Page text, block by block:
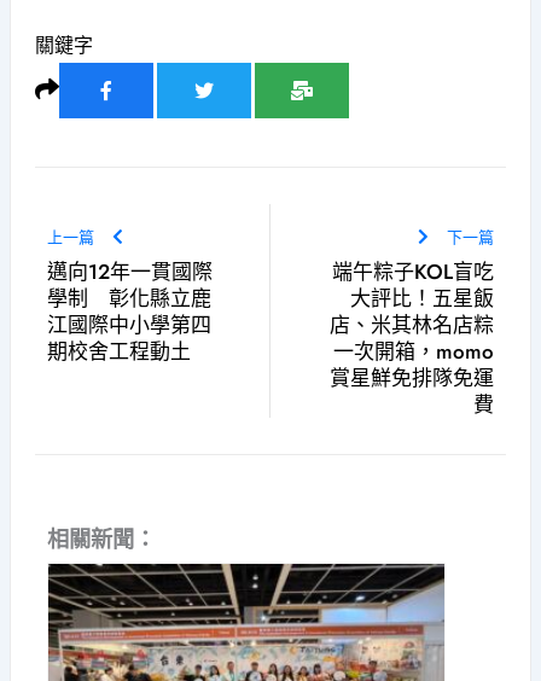
關鍵字
上一篇
邁向12年一貫國際
學制 彰化縣立鹿
江國際中小學第四
期校舍工程動土
下一篇
端午粽子KOL盲吃
大評比！五星飯
店、米其林名店粽
一次開箱，momo
賞星鮮免排隊免運
費
相關新聞：